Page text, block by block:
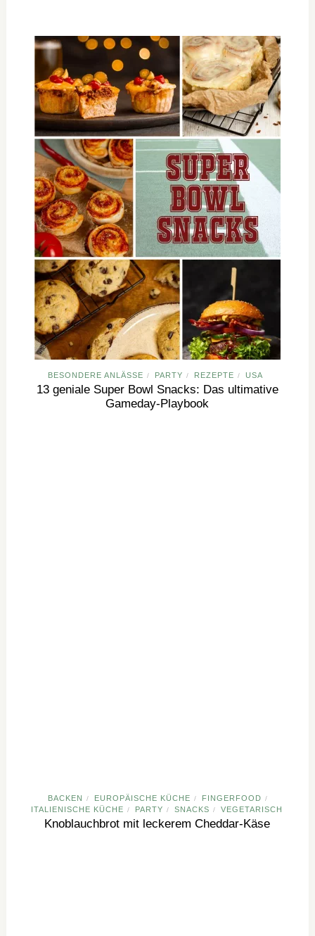
BESONDERE ANLÄSSE / PARTY / REZEPTE / USA
13 geniale Super Bowl Snacks: Das ultimative
Gameday-Playbook
BACKEN / EUROPÄISCHE KÜCHE / FINGERFOOD /
ITALIENISCHE KÜCHE / PARTY / SNACKS / VEGETARISCH
Knoblauchbrot mit leckerem Cheddar-Käse